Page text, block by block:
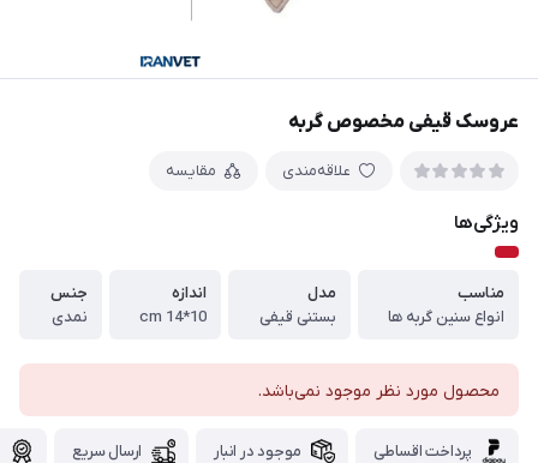
عروسک قیفی مخصوص گربه
علاقه‌مندی مقایسه
ویژگی‌ها
مناسب
انواع سنین گربه ها
مدل
بستنی قیفی
اندازه
10*14 cm
جنس
نمدی
محصول مورد نظر موجود نمی‌باشد.
پرداخت اقساطی موجود در انبار ارسال سریع